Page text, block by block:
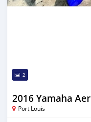
2
2016 Yamaha
Port Louis